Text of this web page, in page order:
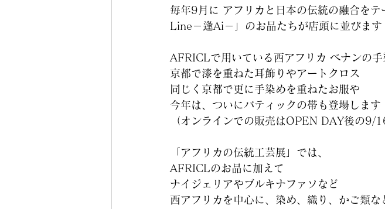
毎年9月に アフリカと日本の伝統の融合を
Line－逢Ai－」のお品たちが店頭に並びます
AFRICLで用いている西アフリカ ベナンの手
京都で漆を重ねた耳飾りやアートクロス
同じく京都で更に手染めを重ねたお服や
今年は、ついにバティックの帯も登場します
（オンラインでの販売はOPEN DAY後の9/
「アフリカの伝統工芸展」では、
AFRICLのお品に加えて
ナイジェリアやブルキナファソなど
西アフリカを中心に、染め、織り、かご類な